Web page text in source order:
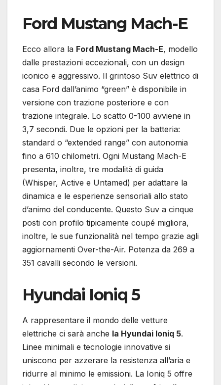
Ford Mustang Mach-E
Ecco allora la Ford Mustang Mach-E, modello
dalle prestazioni eccezionali, con un design
iconico e aggressivo. Il grintoso Suv elettrico di
casa Ford dall’animo “green” è disponibile in
versione con trazione posteriore e con
trazione integrale. Lo scatto 0-100 avviene in
3,7 secondi. Due le opzioni per la batteria:
standard o “extended range” con autonomia
fino a 610 chilometri. Ogni Mustang Mach-E
presenta, inoltre, tre modalità di guida
(Whisper, Active e Untamed) per adattare la
dinamica e le esperienze sensoriali allo stato
d’animo del conducente. Questo Suv a cinque
posti con profilo tipicamente coupé migliora,
inoltre, le sue funzionalità nel tempo grazie agli
aggiornamenti Over-the-Air. Potenza da 269 a
351 cavalli secondo le versioni.
Hyundai Ioniq 5
A rappresentare il mondo delle vetture
elettriche ci sarà anche la Hyundai Ioniq 5.
Linee minimali e tecnologie innovative si
uniscono per azzerare la resistenza all’aria e
ridurre al minimo le emissioni. La Ioniq 5 offre